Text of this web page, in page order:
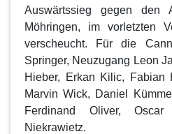
Auswärtssieg gegen den
Möhringen, im vorletzten
verscheucht. Für die
Springer, Neuzugang Leon
Hieber, Erkan Kilic, Fabian
Marvin Wick, Daniel
Ferdinand Oliver,
Niekrawietz.